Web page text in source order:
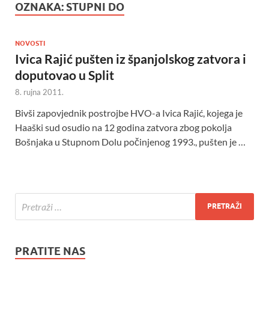
OZNAKA: STUPNI DO
NOVOSTI
Ivica Rajić pušten iz španjolskog zatvora i
doputovao u Split
8. rujna 2011.
Bivši zapovjednik postrojbe HVO-a Ivica Rajić, kojega je
Haaški sud osudio na 12 godina zatvora zbog pokolja
Bošnjaka u Stupnom Dolu počinjenog 1993., pušten je …
PRATITE NAS